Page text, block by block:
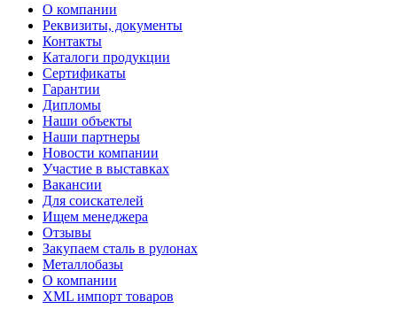
О компании
Реквизиты, документы
Контакты
Каталоги продукции
Сертификаты
Гарантии
Дипломы
Наши объекты
Наши партнеры
Новости компании
Участие в выставках
Вакансии
Для соискателей
Ищем менеджера
Отзывы
Закупаем сталь в рулонах
Металлобазы
О компании
XML импорт товаров